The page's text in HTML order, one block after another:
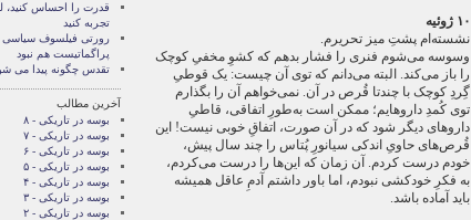
۱۰ ژوئیه
نشسته‌ام پشتِ میز تحریرم.
وسوسه می‌شوم فنری را فشار بدهم که کشوِ مخفیِ کوچک
را باز می‌کند. البته می‌دانم که توی آن چیست: یک قوطیِ
گِردِ کوچک با چندتا قُرص در آن. نمی‌خواهم آن را بگذارم
توی کُمدِ داروهایم؛ ممکن است به‌طورِ اتفاقی، قاطیِ
داروهای دیگر شود که در آن صورت، اتفاقِ خوبی نیست! این
قُرص‌های حاویِ اندکی سیانورِ پُتاس را چند سال پیش،
خودم درست کردم. آن زمان که این‌ها را درست می‌کردم،
به فکرِ خودکشی نبودم، اما باور داشتم آدمِ عاقل همیشه
باید آماده باشد.
قدرت را احساس کنید،
تجربه کنید
رورتی فيلسوف سياسی
پراگماتيست هم نبود
تقدس چگونه پيدا می
آخرین مطالب
بوسه در تاریکی - ۸
بوسه در تاریکی - ۷
بوسه در تاریکی - ۶
بوسه در تاریکی - ۵
بوسه در تاریکی - ۴
بوسه در تاریکی - ۳
بوسه در تاریکی - ۲